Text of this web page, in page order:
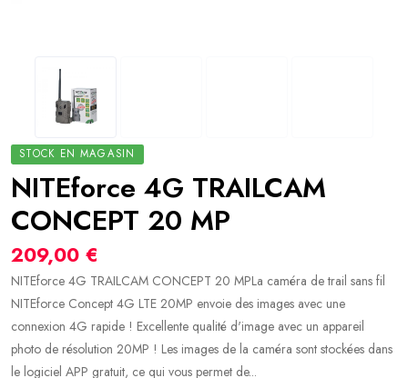
STOCK EN MAGASIN
NITEforce 4G TRAILCAM
CONCEPT 20 MP
209,00 €
NITEforce 4G TRAILCAM CONCEPT 20 MPLa caméra de trail sans fil
NITEforce Concept 4G LTE 20MP envoie des images avec une
connexion 4G rapide ! Excellente qualité d'image avec un appareil
photo de résolution 20MP ! Les images de la caméra sont stockées dans
le logiciel APP gratuit, ce qui vous permet de...